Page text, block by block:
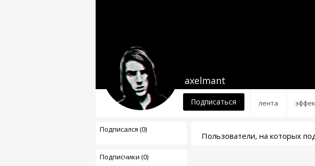
лента
axelmant
Подписаться
Подписался (0)
Подписчики (0)
Пользователи, на которых